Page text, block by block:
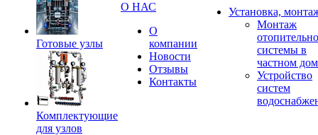
Готовые узлы
Комплектующие
для узлов
О НАС
О
компании
Новости
Отзывы
Контакты
Установка,
Монтаж
системы в
частном
Устройство
систем